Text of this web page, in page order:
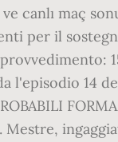
canlı maç
per il
l'episodio